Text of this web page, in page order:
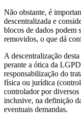
Não obstante, é
descentralizada e
blocos de dados podem
removidos, o que dá
A descentralização
perante a ótica da
responsabilização do
física ou jurídica
controlador por
inclusive, na definição
eventuais demandas.